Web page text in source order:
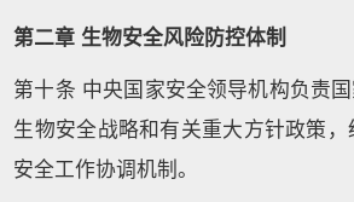
第二章 生物安全风险防控体制
第十条 中央国家安全领导机构负责
生物安全战略和有关重大方针政策
安全工作协调机制。